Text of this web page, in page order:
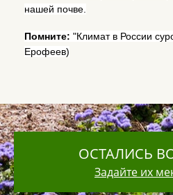
нашей почве.
Помните: "Климат в России
Ерофеев)
ОСТАЛИСЬ
Задайте их